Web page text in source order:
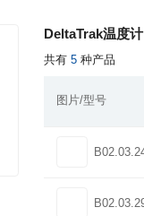
DeltaTrak温度计
共有 5 种产品
图片/型号